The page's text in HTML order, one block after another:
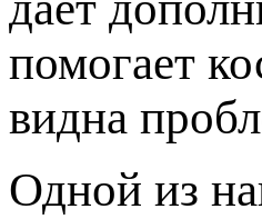
помогает
видна
Одной из